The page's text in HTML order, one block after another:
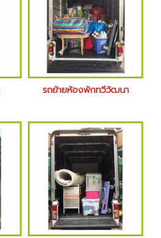
รถย้ายห้องพักทวีวัฒนา